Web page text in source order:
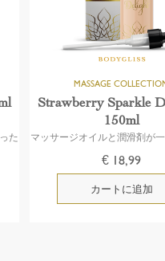
た
Strawberry Sparkle
150ml
マッサージオイルと潤滑剤が
もの
€ 18,99